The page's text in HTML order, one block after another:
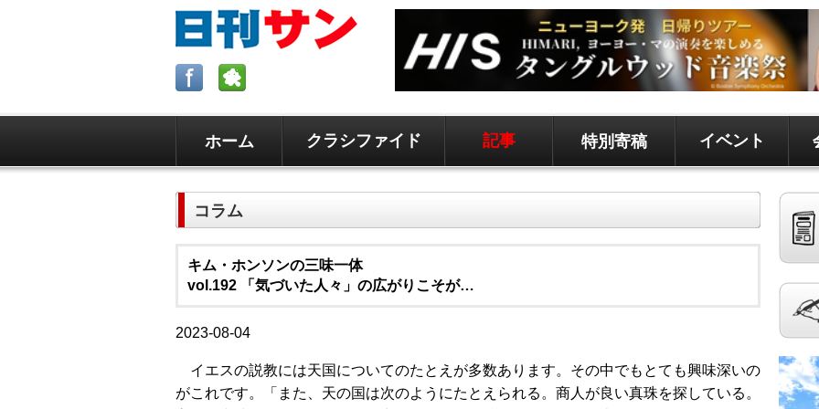
ホーム クラシファイド 記事 特別寄稿 イベント
ロサンゼルスの求人、クラシファイド、地元情報など
日刊サンはロサンゼルスの日本語新聞です。 記事は毎日更新、求人、クラシファイドは
毎週木曜5時更新。
コラム
キム・ホンソンの三味一体
vol.192 「気づいた人々」の広がりこそが…
2023-08-04
イエスの説教には天国についてのたとえが多数あります。その中でもとても興味深いの
がこれです。「また、天の国は次のようにたとえられる。商人が良い真珠を探している。